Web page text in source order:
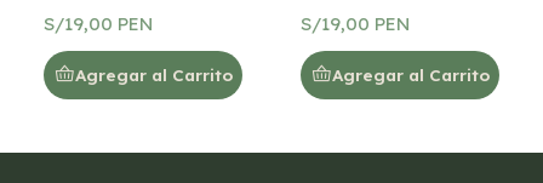
S/19,00 PEN
Agregar al Carrito
S/19,00 PEN
Agregar al Carrito